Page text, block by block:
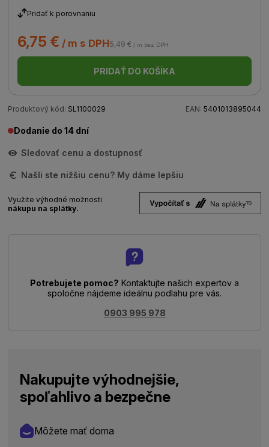
Pridať k porovnaniu
6,75 € / m s DPH5,49 € / m bez DPH
PRIDAŤ DO KOŠÍKA
Produktový kód: SL1100029 EAN: 5401013895044
Dodanie do 14 dní
Sledovať cenu a dostupnosť
Našli ste nižšiu cenu? My dáme lepšiu
Využite výhodné možnosti
nákupu na splátky.
Potrebujete pomoc? Kontaktujte našich expertov a
spoločne nájdeme ideálnu podlahu pre vás.
0903 995 978
Nakupujte výhodnejšie,
spoľahlivo a bezpečne
Môžete mať doma